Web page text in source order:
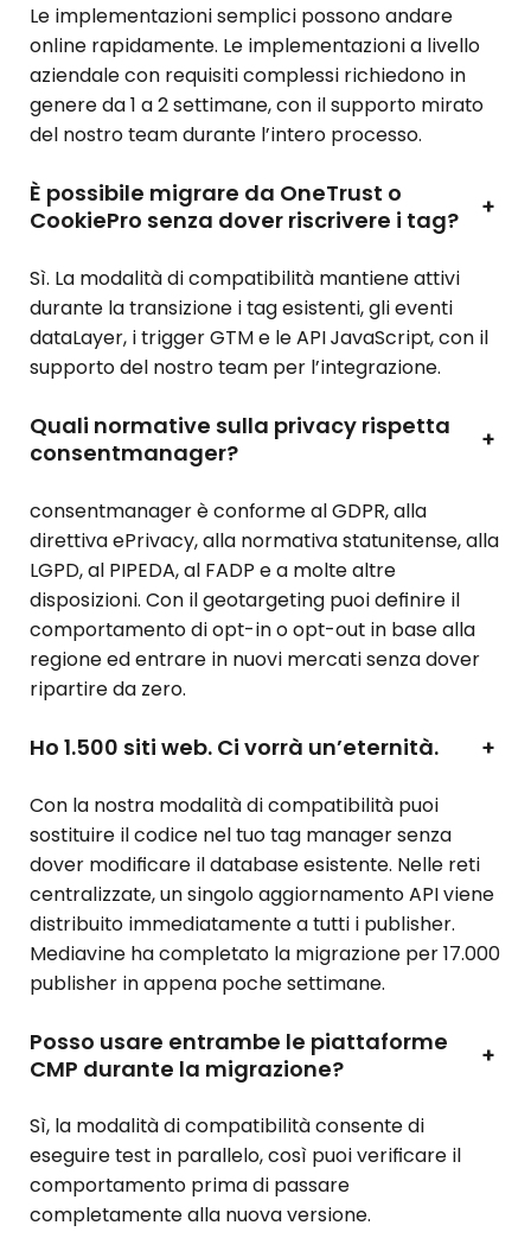
Le implementazioni semplici possono andare
online rapidamente. Le implementazioni a livello
aziendale con requisiti complessi richiedono in
genere da 1 a 2 settimane, con il supporto mirato
del nostro team durante l’intero processo.
È possibile migrare da OneTrust o
CookiePro senza dover riscrivere i tag?
+
Sì. La modalità di compatibilità mantiene attivi
durante la transizione i tag esistenti, gli eventi
dataLayer, i trigger GTM e le API JavaScript, con il
supporto del nostro team per l’integrazione.
Quali normative sulla privacy rispetta
consentmanager?
+
consentmanager è conforme al GDPR, alla
direttiva ePrivacy, alla normativa statunitense, alla
LGPD, al PIPEDA, al FADP e a molte altre
disposizioni. Con il geotargeting puoi definire il
comportamento di opt-in o opt-out in base alla
regione ed entrare in nuovi mercati senza dover
ripartire da zero.
Ho 1.500 siti web. Ci vorrà un’eternità. +
Con la nostra modalità di compatibilità puoi
sostituire il codice nel tuo tag manager senza
dover modificare il database esistente. Nelle reti
centralizzate, un singolo aggiornamento API viene
distribuito immediatamente a tutti i publisher.
Mediavine ha completato la migrazione per 17.000
publisher in appena poche settimane.
Posso usare entrambe le piattaforme
CMP durante la migrazione?
+
Sì, la modalità di compatibilità consente di
eseguire test in parallelo, così puoi verificare il
comportamento prima di passare
completamente alla nuova versione.